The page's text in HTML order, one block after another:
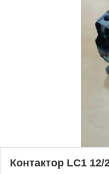
Контактор LC1 12/